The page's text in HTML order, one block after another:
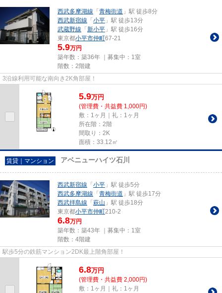
西武多摩湖線 「 青梅街道 」駅 徒歩8分
西武新宿線 「 小平 」駅 徒歩13分
武蔵野線 「 新小平 」駅 徒歩16分
東京都小平市仲町67-21
5.9万円
築年数：築36年 ｜募集中： 1室
階数：2階建
3沿線利用可能な南向き2K角部屋！
5.9万円
(管理費・共益費 1,000円)
敷：1ヶ月｜礼：1ヶ月
所在階：2階
間取り：2K
面積：33.12㎡
賃貸｜マンション アベニューハイツ石川
西武新宿線 「 小平 」駅 徒歩5分
西武多摩湖線 「 青梅街道 」駅 徒歩17分
西武拝島線 「 萩山 」駅 徒歩18分
東京都小平市仲町210-2
6.8万円
築年数：築43年 ｜募集中： 1室
階数：4階建
駅歩5分の鉄筋マンション2DK最上階角部屋！
6.8万円
(管理費・共益費 2,000円)
敷：1ヶ月｜礼：1ヶ月